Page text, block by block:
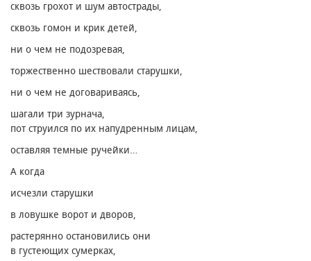
сквозь грохот и шум автострады,
сквозь гомон и крик детей,
ни о чем не подозревая,
торжественно шествовали старушки,
ни о чем не договариваясь,
шагали три зурнача,
пот струился по их напудренным лицам,
оставляя темные ручейки…
А когда
исчезли старушки
в ловушке ворот и дворов,
растерянно остановились они
в густеющих сумерках,